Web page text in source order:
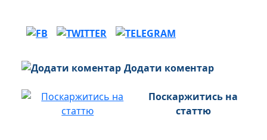
Додати коментар
Поскаржитись на
статтю